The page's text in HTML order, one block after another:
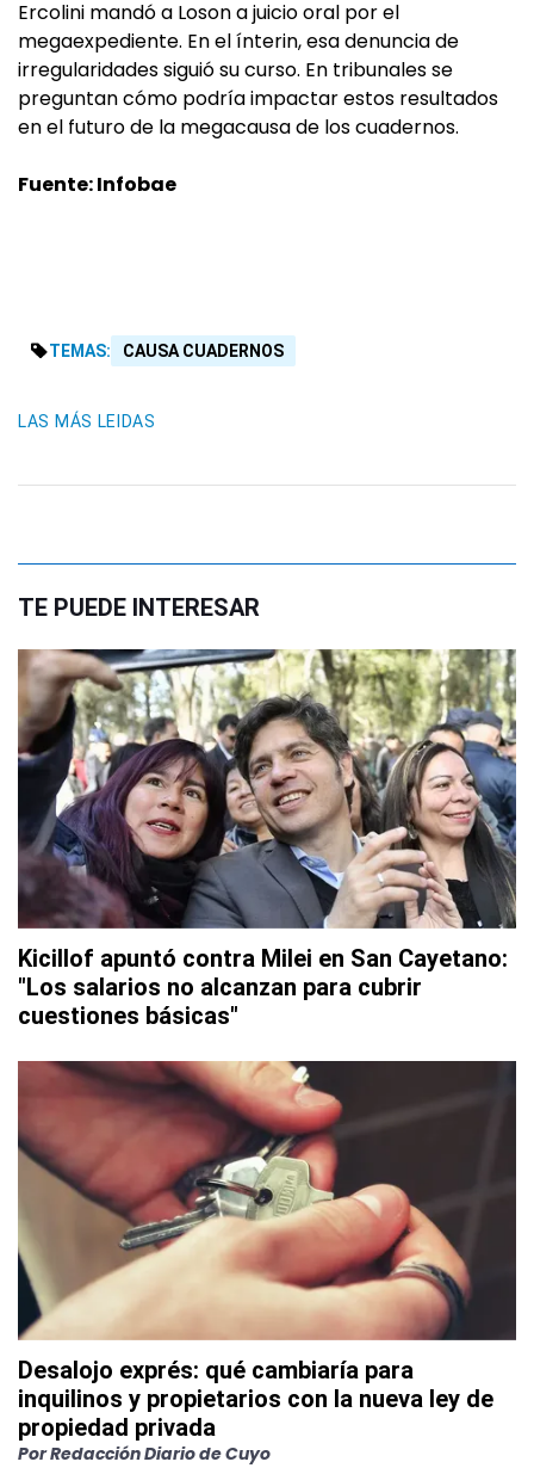
Ercolini mandó a Loson a juicio oral por el
megaexpediente. En el ínterin, esa denuncia de
irregularidades siguió su curso. En tribunales se
preguntan cómo podría impactar estos resultados
en el futuro de la megacausa de los cuadernos.
Fuente: Infobae
TEMAS: CAUSA CUADERNOS
LAS MÁS LEIDAS
TE PUEDE INTERESAR
Kicillof apuntó contra Milei en San Cayetano:
"Los salarios no alcanzan para cubrir
cuestiones básicas"
Desalojo exprés: qué cambiaría para
inquilinos y propietarios con la nueva ley de
propiedad privada
PorRedacción Diario de Cuyo